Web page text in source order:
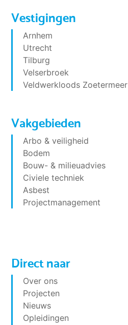
Vestigingen
Arnhem
Utrecht
Tilburg
Velserbroek
Veldwerkloods Zoetermeer
Vakgebieden
Arbo & veiligheid
Bodem
Bouw- & milieuadvies
Civiele techniek
Asbest
Projectmanagement
Direct naar
Over ons
Projecten
Nieuws
Opleidingen